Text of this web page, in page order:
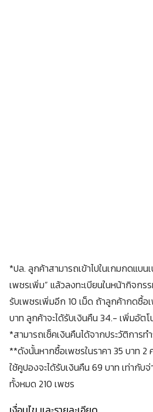
*ปล. ลูกค้าสามารถเข้าไปในเกมกดแบน
เพชรเพิ่ม” แล้วลงทะเบียนในหน้ากิจกร
รับเพชรเพิ่มอีก 10 เม็ด ถ้าลูกค้ากดซื้อ
บาท ลูกค้าจะได้รับเงินคืน 34.- เพิ่มอัต
*สามารถเช็คเงินคืนได้จากประวัติการท
**ดังนั้นหากซื้อเพชรในราคา 35 บาท 2
ใช้คูปองจะได้รับเงินคืน 69 บาท เท่ากับ
ทั้งหมด 210 เพชร